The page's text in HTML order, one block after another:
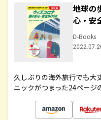
地球の
心・安
D-Books
久しぶりの海外旅行でも大
ニックがつまった24ページ